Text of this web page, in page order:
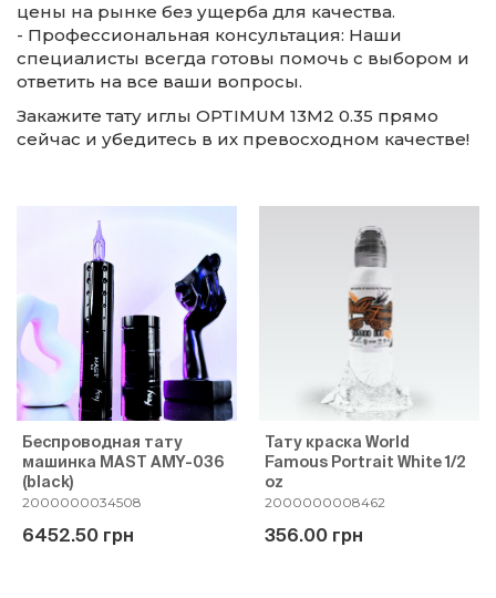
цены на рынке без ущерба для качества.
- Профессиональная консультация: Наши
специалисты всегда готовы помочь с выбором и
ответить на все ваши вопросы.
Закажите тату иглы OPTIMUM 13M2 0.35 прямо
сейчас и убедитесь в их превосходном качестве!
Беспроводная тату
машинка MAST AMY-036
(black)
2000000034508
6452.50 грн
Тату краска World
Famous Portrait White 1/2
oz
2000000008462
356.00 грн